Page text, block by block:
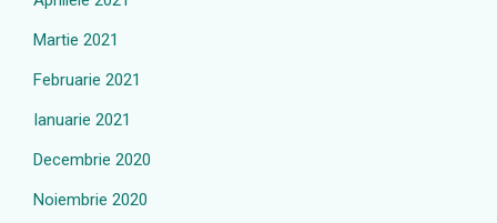
Martie 2021
Februarie 2021
Ianuarie 2021
Decembrie 2020
Noiembrie 2020